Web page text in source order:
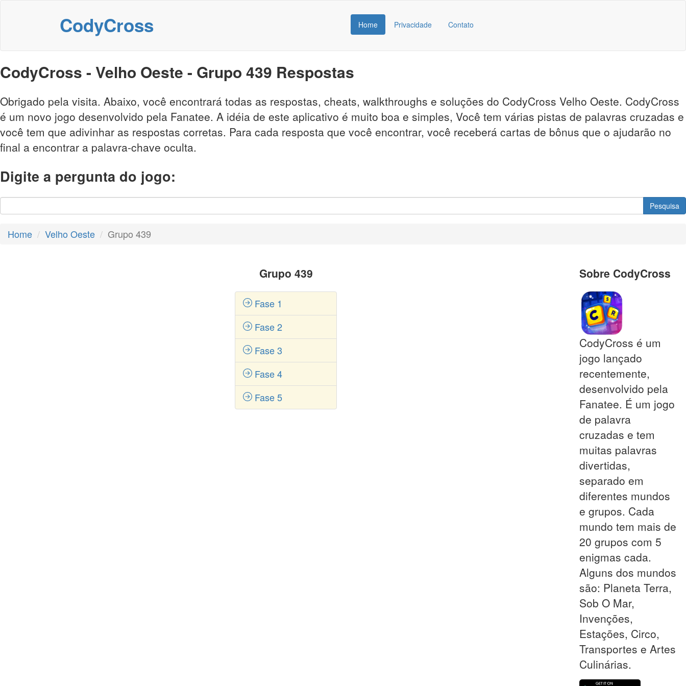
CodyCross Home Privacidade Contato
CodyCross - Velho Oeste - Grupo 439 Respostas
Obrigado pela visita. Abaixo, você encontrará todas as respostas, cheats, walkthroughs e soluções do CodyCross Velho Oeste. CodyCross
é um novo jogo desenvolvido pela Fanatee. A idéia de este aplicativo é muito boa e simples, Você tem várias pistas de palavras cruzadas e
você tem que adivinhar as respostas corretas. Para cada resposta que você encontrar, você receberá cartas de bônus que o ajudarão no
final a encontrar a palavra-chave oculta.
Digite a pergunta do jogo:
Pesquisa
Home Velho Oeste Grupo 439
Grupo 439
Fase 1
Fase 2
Fase 3
Fase 4
Fase 5
Sobre CodyCross
CodyCross é um
jogo lançado
recentemente,
desenvolvido pela
Fanatee. É um jogo
de palavra
cruzadas e tem
muitas palavras
divertidas,
separado em
diferentes mundos
e grupos. Cada
mundo tem mais de
20 grupos com 5
enigmas cada.
Alguns dos mundos
são: Planeta Terra,
Sob O Mar,
Invenções,
Estações, Circo,
Transportes e Artes
Culinárias.